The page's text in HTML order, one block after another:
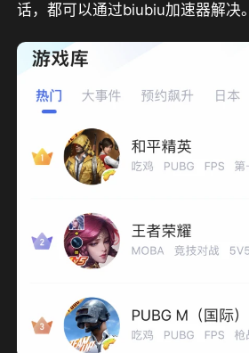
话，都可以通过biubiu加速器解决。